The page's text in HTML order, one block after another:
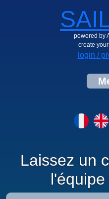
powered by
create
login /
Laissez un